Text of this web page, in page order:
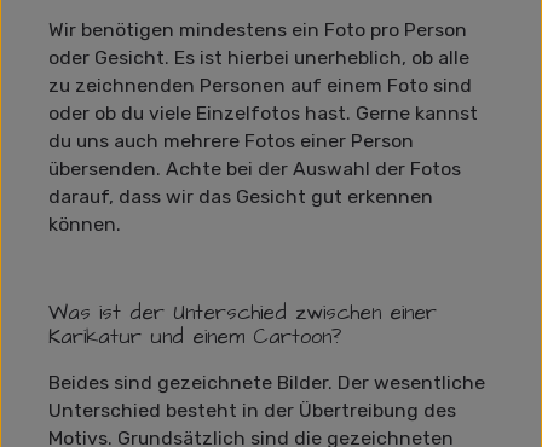
Wir benötigen mindestens ein Foto pro Person
oder Gesicht. Es ist hierbei unerheblich, ob alle
zu zeichnenden Personen auf einem Foto sind
oder ob du viele Einzelfotos hast. Gerne kannst
du uns auch mehrere Fotos einer Person
übersenden. Achte bei der Auswahl der Fotos
darauf, dass wir das Gesicht gut erkennen
können.
Was ist der Unterschied zwischen einer
Karikatur und einem Cartoon?
Beides sind gezeichnete Bilder. Der wesentliche
Unterschied besteht in der Übertreibung des
Motivs. Grundsätzlich sind die gezeichneten